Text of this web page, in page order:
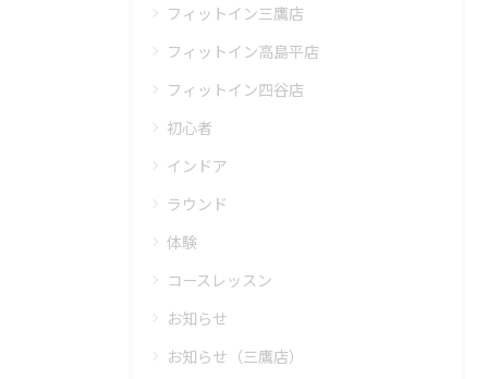
フィットイン三鷹店
フィットイン高島平店
フィットイン四谷店
初心者
インドア
ラウンド
体験
コースレッスン
お知らせ
お知らせ（三鷹店）